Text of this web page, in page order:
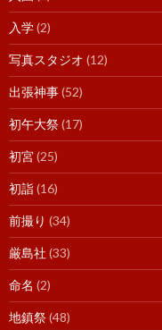
入学(2)
写真スタジオ (12)
出張神事(52)
初午大祭(17)
初宮(25)
初詣(16)
前撮り (34)
厳島社 (33)
命名 (2)
地鎮祭(48)